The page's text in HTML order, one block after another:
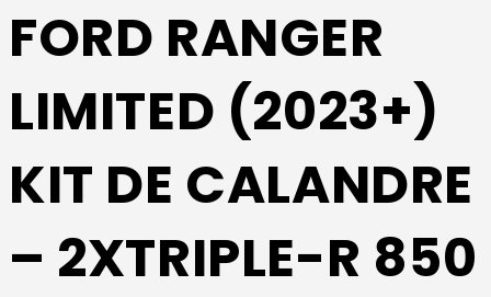
FORD RANGER
LIMITED (2023+)
KIT DE CALANDRE
– 2XTRIPLE-R 850